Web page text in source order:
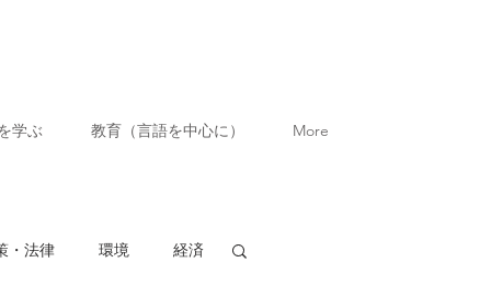
学ぶ 教育（言語を中心に） More
・法律 環境 経済